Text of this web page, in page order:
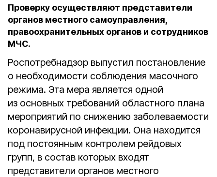
Проверку осуществляют представители
органов местного самоуправления,
правоохранительных органов и сотрудников
МЧС.
Роспотребнадзор выпустил постановление
о необходимости соблюдения масочного
режима. Эта мера является одной
из основных требований областного плана
мероприятий по снижению заболеваемости
коронавирусной инфекции. Она находится
под постоянным контролем рейдовых
групп, в состав которых входят
представители органов местного